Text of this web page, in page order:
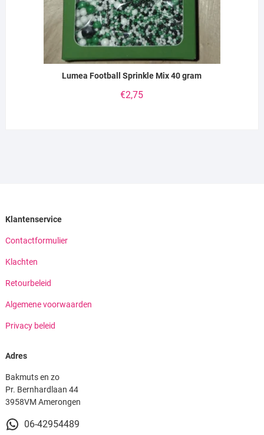
Lumea Football Sprinkle Mix 40 gram
€2,75
Klantenservice
Contactformulier
Klachten
Retourbeleid
Algemene voorwaarden
Privacy beleid
Adres
Bakmuts en zo
Pr. Bernhardlaan 44
3958VM Amerongen
06-42954489